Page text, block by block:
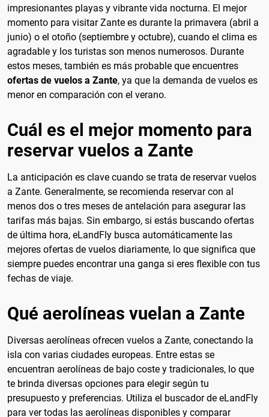
impresionantes playas y vibrante vida nocturna. El mejor
momento para visitar Zante es durante la primavera (abril a
junio) o el otoño (septiembre y octubre), cuando el clima es
agradable y los turistas son menos numerosos. Durante
estos meses, también es más probable que encuentres
ofertas de vuelos a Zante, ya que la demanda de vuelos es
menor en comparación con el verano.
Cuál es el mejor momento para
reservar vuelos a Zante
La anticipación es clave cuando se trata de reservar vuelos
a Zante. Generalmente, se recomienda reservar con al
menos dos o tres meses de antelación para asegurar las
tarifas más bajas. Sin embargo, si estás buscando ofertas
de última hora, eLandFly busca automáticamente las
mejores ofertas de vuelos diariamente, lo que significa que
siempre puedes encontrar una ganga si eres flexible con tus
fechas de viaje.
Qué aerolíneas vuelan a Zante
Diversas aerolíneas ofrecen vuelos a Zante, conectando la
isla con varias ciudades europeas. Entre estas se
encuentran aerolíneas de bajo coste y tradicionales, lo que
te brinda diversas opciones para elegir según tu
presupuesto y preferencias. Utiliza el buscador de eLandFly
para ver todas las aerolíneas disponibles y comparar